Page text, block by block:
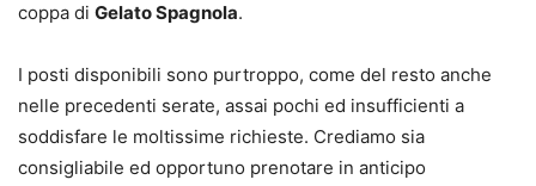
coppa di Gelato Spagnola.
I posti disponibili sono purtroppo, come del resto anche
nelle precedenti serate, assai pochi ed insufficienti a
soddisfare le moltissime richieste. Crediamo sia
consigliabile ed opportuno prenotare in anticipo